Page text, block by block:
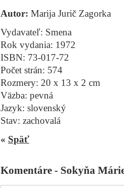
Autor: Marija Jurič Zagorka
Vydavateľ: Smena
Rok vydania: 1972
ISBN: 73-017-72
Počet strán: 574
Rozmery: 20 x 13 x 2 cm
Väzba: pevná
Jazyk: slovenský
Stav: zachovalá
« Späť
Komentáre - Sokyňa